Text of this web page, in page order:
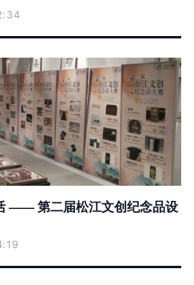
—— 第二届松江文创纪念品设